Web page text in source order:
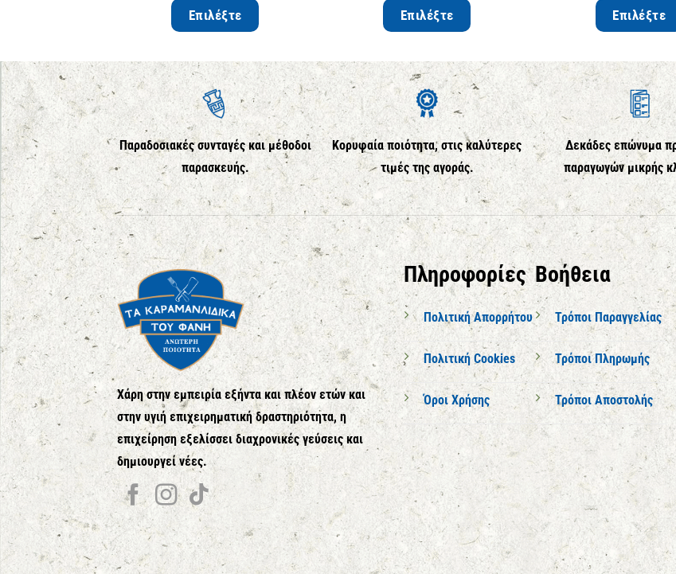
Επιλέξτε Επιλέξτε Επιλέξτε
Παραδοσιακές συνταγές και μέθοδοι
παρασκευής.
Κορυφαία ποιότητα, στις καλύτερες
τιμές της αγοράς.
Δεκάδες επώνυμα
παραγωγών μικρής
Χάρη στην εμπειρία εξήντα και πλέον ετών και
στην υγιή επιχειρηματική δραστηριότητα, η
επιχείρηση εξελίσσει διαχρονικές γεύσεις και
δημιουργεί νέες.
Πληροφορίες
Πολιτική Απορρήτου
Πολιτική Cookies
Όροι Χρήσης
Βοήθεια
Τρόποι Παραγγελίας
Τρόποι Πληρωμής
Τρόποι Αποστολής